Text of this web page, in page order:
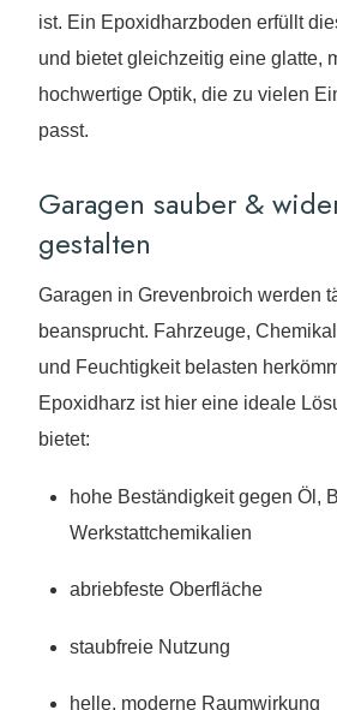
ist. Ein Epoxidharzboden erfüllt
und bietet gleichzeitig eine glatte,
hochwertige Optik, die zu vielen
passt.
Garagen sauber &
gestalten
Garagen in Grevenbroich werden
beansprucht. Fahrzeuge,
und Feuchtigkeit belasten
Epoxidharz ist hier eine ideale
bietet:
hohe Beständigkeit gegen Öl,
Werkstattchemikalien
abriebfeste Oberfläche
staubfreie Nutzung
helle, moderne Raumwirkung